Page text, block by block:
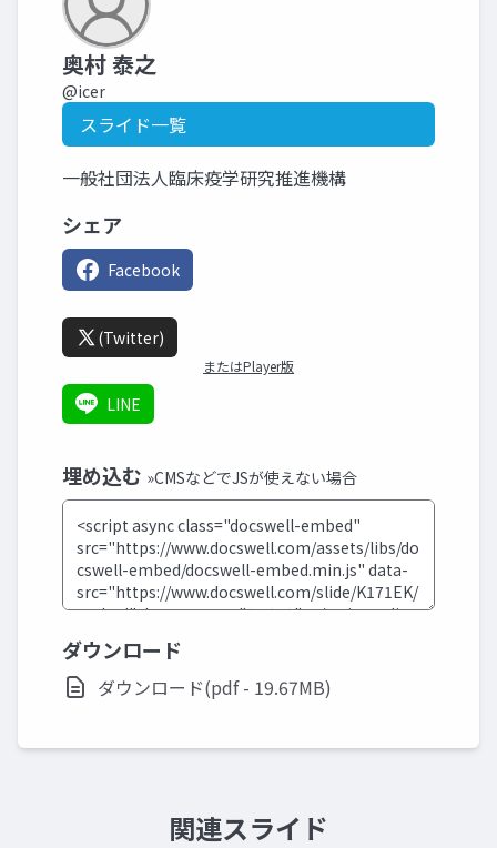
奥村 泰之
@icer
スライド一覧
一般社団法人臨床疫学研究推進機構
シェア
Facebook
(Twitter)
またはPlayer版
LINE
埋め込む »CMSなどでJSが使えない場合
ダウンロード
ダウンロード(pdf - 19.67MB)
関連スライド